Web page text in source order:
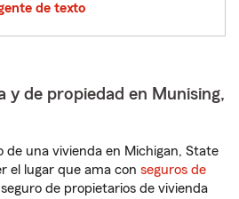
de texto
y de propiedad en Munising,
de una vivienda en Michigan, State
el lugar que ama con seguros de
seguro de propietarios de vivienda